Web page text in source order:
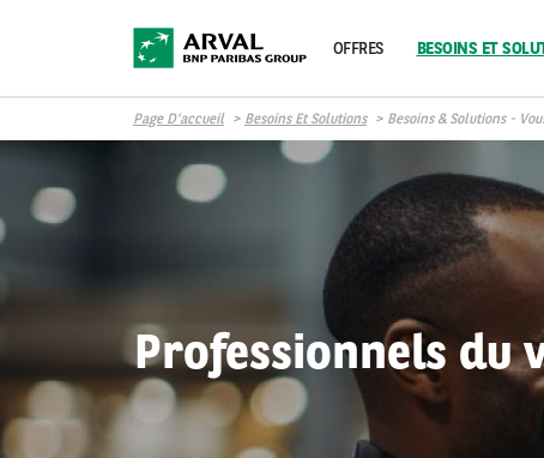
OFFRES BESOINS ET
Page D’accueil Besoins Et Solutions Besoins & Solutions -
Professionnels du